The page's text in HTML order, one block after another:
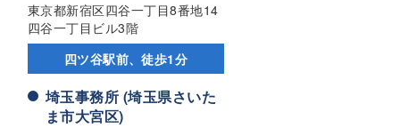
東京都新宿区四谷一丁目8番地14
四谷一丁目ビル3階
四ツ谷駅前、徒歩1分
埼玉事務所 (埼玉県さいた
ま市大宮区)